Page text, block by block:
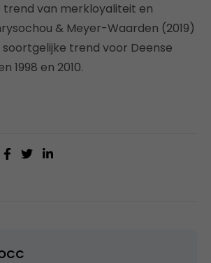
trend van merkloyaliteit en
& Meyer-Waarden (2019)
trend voor Deense
1998 en 2010.